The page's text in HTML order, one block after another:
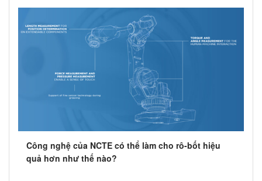
Công nghệ của NCTE có thể làm cho rô-bốt hiệu
quả hơn như thế nào?